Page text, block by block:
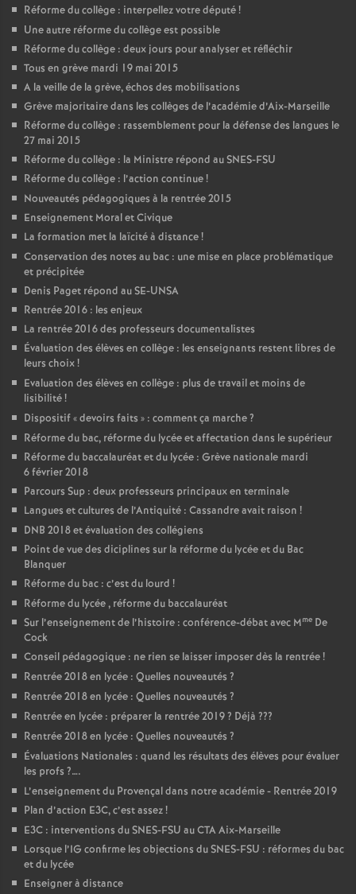
Réforme du collège : interpellez votre député!
Une autre réforme du collège est possible
Réforme du collège : deux jours pour analyser et réfléchir
Tous en grève mardi 19 mai 2015
A la veille de la grève, échos des mobilisations
Grève majoritaire dans les collèges de l’académie d’Aix-Marseille
Réforme du collège : rassemblement pour la défense des langues le
27 mai 2015
Réforme du collège : la Ministre répond au SNES-FSU
Réforme du collège : l’action continue!
Nouveautés pédagogiques à la rentrée 2015
Enseignement Moral et Civique
La formation met la laïcité à distance!
Conservation des notes au bac : une mise en place problématique
et précipitée
Denis Paget répond au SE-UNSA
Rentrée 2016 : les enjeux
La rentrée 2016 des professeurs documentalistes
Évaluation des élèves en collège : les enseignants restent libres de
leurs choix!
Evaluation des élèves en collège : plus de travail et moins de
lisibilité!
Dispositif «devoirs faits » : comment ça marche?
Réforme du bac, réforme du lycée et affectation dans le supérieur
Réforme du baccalauréat et du lycée : Grève nationale mardi
6 février 2018
Parcours Sup : deux professeurs principaux en terminale
Langues et cultures de l’Antiquité : Cassandre avait raison !
DNB 2018 et évaluation des collégiens
Point de vue des diciplines sur la réforme du lycée et du Bac
Blanquer
Réforme du bac : c’est du lourd !
Réforme du lycée , réforme du baccalauréat
Sur l’enseignement de l’histoire : conférence-débat avec Mme De
Cock
Conseil pédagogique : ne rien se laisser imposer dès la rentrée!
Rentrée 2018 en lycée : Quelles nouveautés ?
Rentrée 2018 en lycée : Quelles nouveautés ?
Rentrée en lycée : préparer la rentrée 2019? Déjà ???
Rentrée 2018 en lycée : Quelles nouveautés ?
Évaluations Nationales : quand les résultats des élèves pour évaluer
les profs ?….
L’enseignement du Provençal dans notre académie - Rentrée 2019
Plan d’action E3C, c’est assez!
E3C : interventions du SNES-FSU au CTA Aix-Marseille
Lorsque l’IG confirme les objections du SNES-FSU : réformes du bac
et du lycée
Enseigner à distance